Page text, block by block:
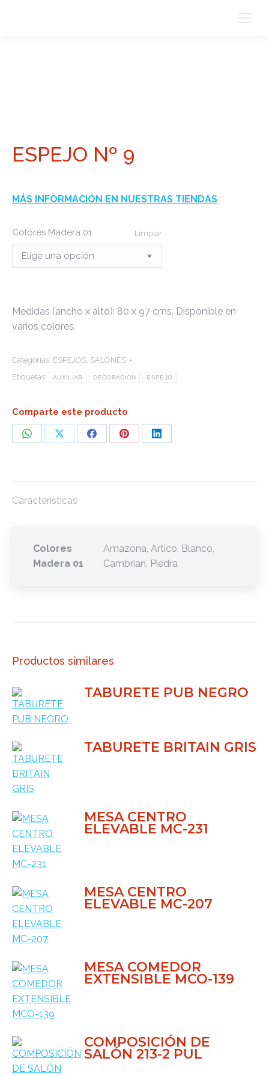
ESPEJO Nº 9
MÁS INFORMACIÓN EN NUESTRAS TIENDAS
Colores Madera 01 Limpiar
Medidas (ancho x alto): 80 x 97 cms. Disponible en
varios colores.
Categorías: ESPEJOS, SALONES
Etiquetas:
AUXILIAR DECORACION ESPEJO
Comparte este producto
Share
Share
Share
Share
Share
Características
Colores
Madera 01
Amazona, Artico, Blanco,
Cambrian, Piedra
Productos similares
TABURETE PUB NEGRO
TABURETE BRITAIN GRIS
MESA CENTRO
ELEVABLE MC-231
MESA CENTRO
ELEVABLE MC-207
MESA COMEDOR
EXTENSIBLE MCO-139
COMPOSICIÓN DE
SALÓN 213-2 PUL